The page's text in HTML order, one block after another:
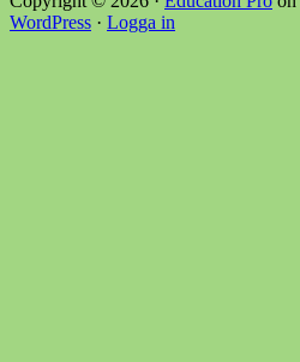
WordPress · Logga in